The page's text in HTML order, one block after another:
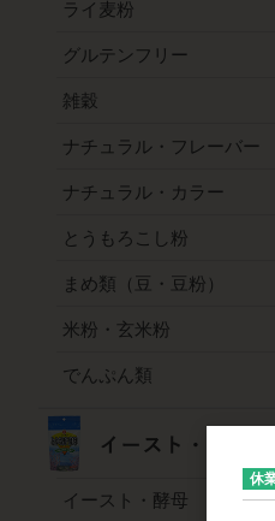
ライ麦粉
グルテンフリー
雑穀
ナチュラル・フレーバー
ナチュラル・カラー
とうもろこし粉
まめ類（豆・豆粉）
米粉・玄米粉
でんぷん類
イースト・酵母
休